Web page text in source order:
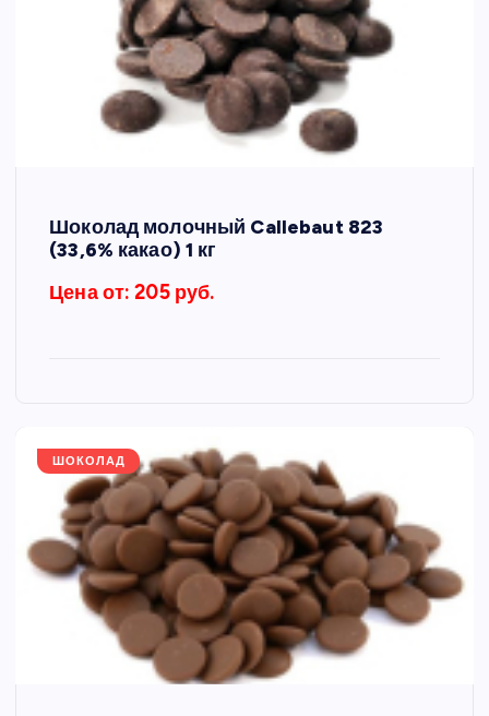
Шоколад молочный Callebaut 823
(33,6% какао) 1 кг
Цена от: 205 руб.
ШОКОЛАД